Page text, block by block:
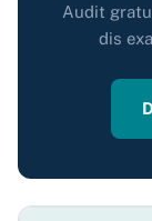
Audit
dis